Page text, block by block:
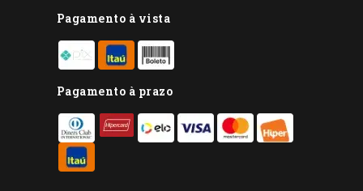
Pagamento à vista
Pagamento à prazo